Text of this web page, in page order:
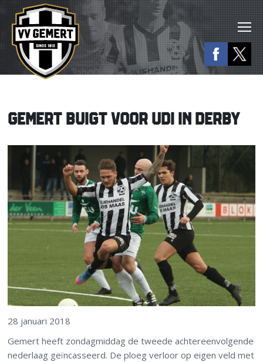
GEMERT BUIGT VOOR UDI IN DERBY
28 januari 2018
Gemert heeft zondagmiddag de tweede achtereenvolgende
nederlaag geïncasseerd. De ploeg verloor op eigen veld met